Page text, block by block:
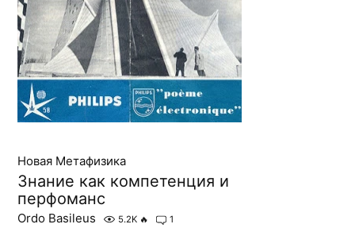
Новая Метафизика
Знание как компетенция и
перфоманс
Ordo Basileus 5.2K 🔥 1